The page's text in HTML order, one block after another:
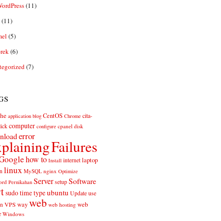
(11)
(11)
(5)
(6)
(7)
application blog CentOS Chrome cita-
computer configure cpanel disk
error
Failures
how to Install internet laptop
linux MySQL nginx Optimize
Pernikahan Server setup Software
sudotimetypeubuntu Update use
VPS way web web hosting web
Windows